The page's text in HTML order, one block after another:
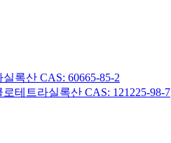
록산 CAS: 60665-85-2
테트라실록산 CAS: 121225-98-7